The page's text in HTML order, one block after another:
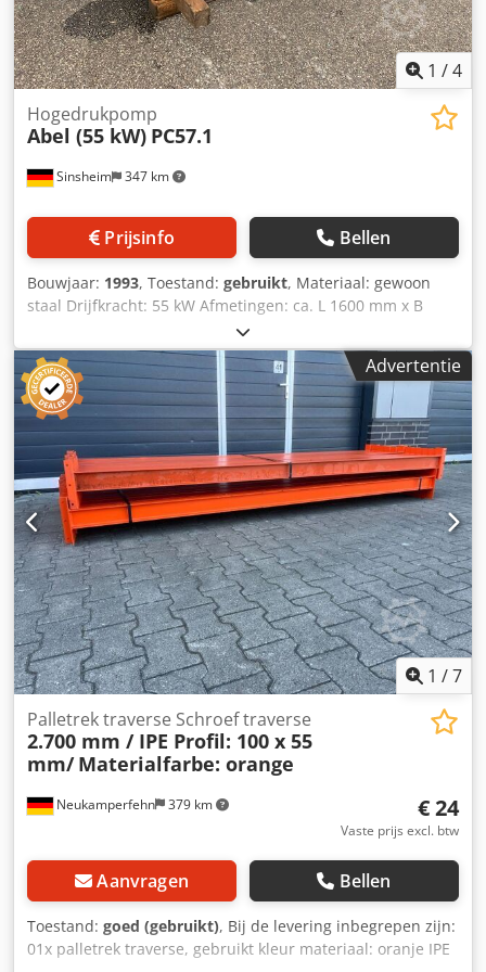
precies de set geleverd die op de foto's te zien is.
1 /4
Sinsheim 347 km
Hogedrukpomp
Abel (55 kW) PC57.1
Prijsinfo Bellen
Bouwjaar: 1993, Toestand: gebruikt, Materiaal: gewoon
staal Drijfkracht: 55 kW Afmetingen: ca. L 1600 mm x B
1000 mm x H 900 mm Dsdsgb D Hispfx Ak Ajck
Leeggewicht: ca. 1500 kg Debiet: 14,5 m3/u Bedrijfsdruk:
100 bar Technische documentatie: nee Bericht: zuiger:
57mm, slagsnelheid: 326 1/min, slag: 105mm
Advertentie
1 /7
Neukamperfehn 379 km
Palletrek traverse Schroef traverse
2.700 mm / IPE Profil: 100 x 55
mm/ Materialfarbe: orange
€ 24
Vaste prijs excl. btw
Aanvragen Bellen
Toestand: goed (gebruikt), Bij de levering inbegrepen zijn:
01x palletrek traverse, gebruikt kleur materiaal: oranje IPE